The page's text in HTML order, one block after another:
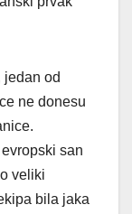
jedan od
ne donesu
san
veliki
bila jaka